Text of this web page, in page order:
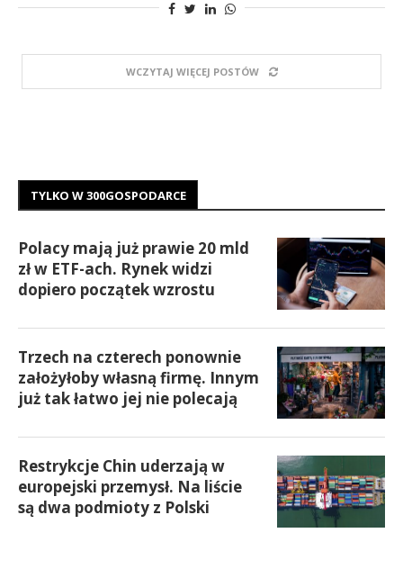
WCZYTAJ WIĘCEJ POSTÓW
TYLKO W 300GOSPODARCE
Polacy mają już prawie 20 mld
zł w ETF-ach. Rynek widzi
dopiero początek wzrostu
Trzech na czterech ponownie
założyłoby własną firmę. Innym
już tak łatwo jej nie polecają
Restrykcje Chin uderzają w
europejski przemysł. Na liście
są dwa podmioty z Polski